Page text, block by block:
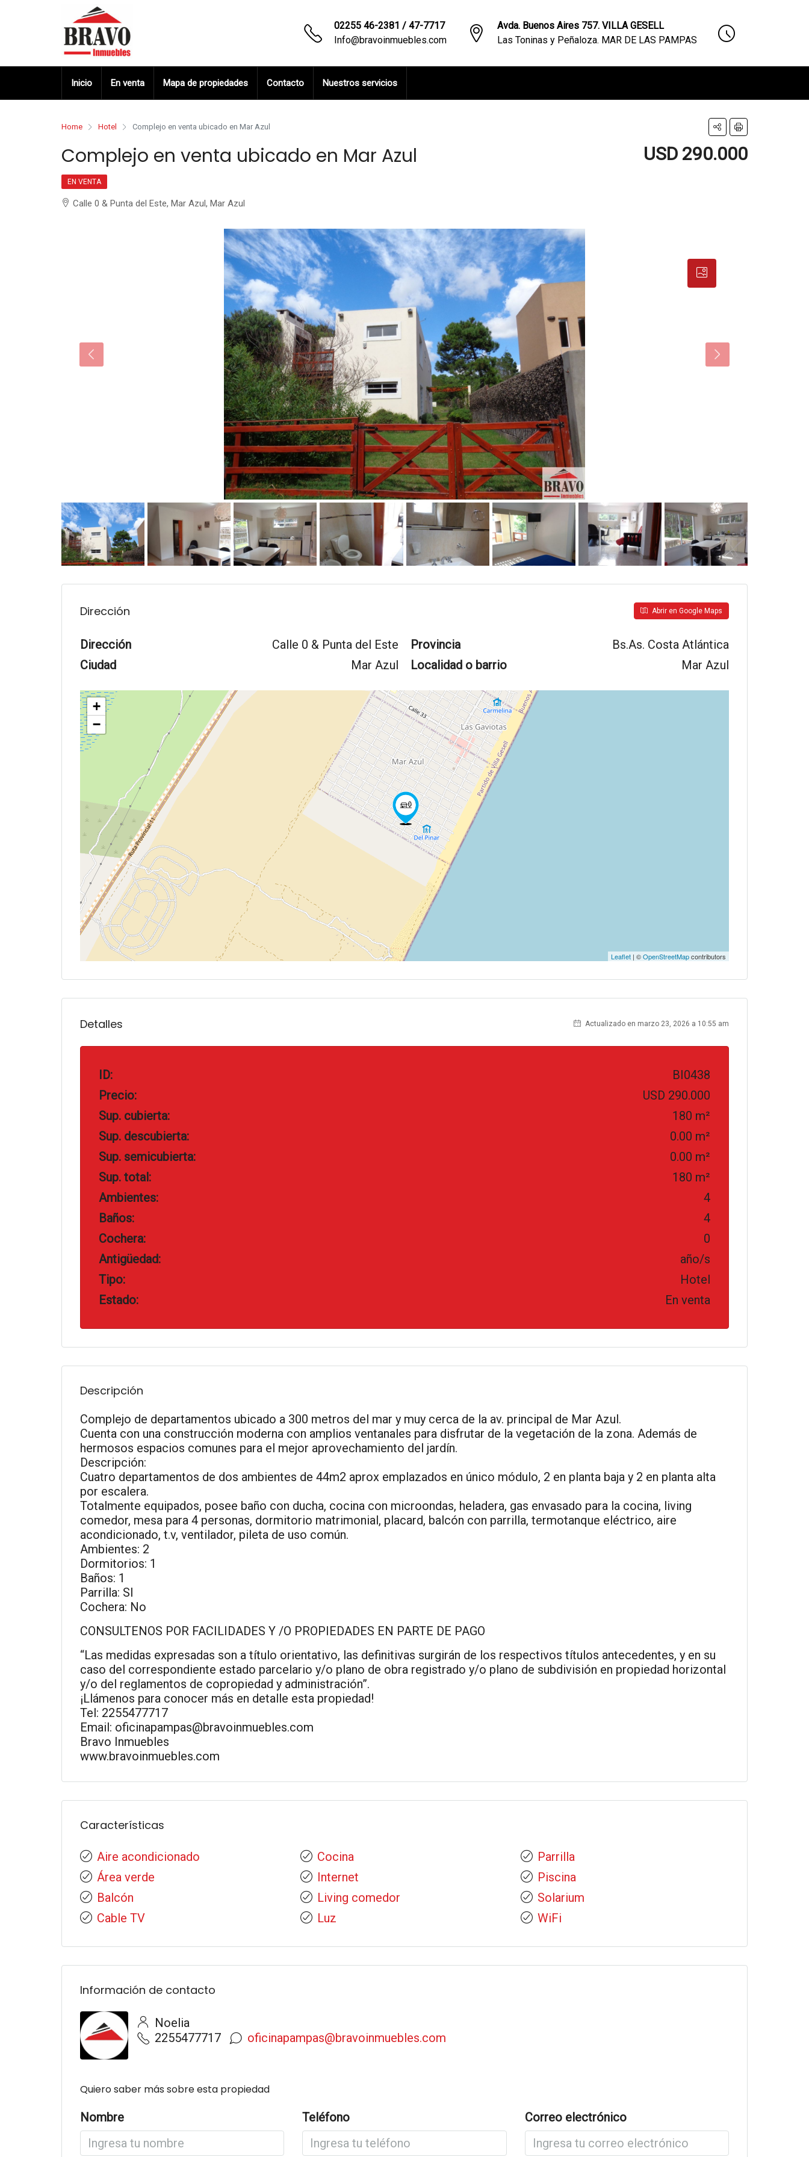
02255 46-2381 / 47-7717
Info@bravoinmuebles.com
Avda. Buenos Aires 757. VILLA GESELL
Las Toninas y Peñaloza. MAR DE LAS PAMPAS
Inicio En venta Mapa de propiedades Contacto Nuestros servicios
Home Hotel Complejo en venta ubicado en Mar Azul
Complejo en venta ubicado en Mar Azul USD 290.000
EN VENTA
Calle 0 & Punta del Este, Mar Azul, Mar Azul
Dirección Abrir en Google Maps
Dirección
Calle 0 & Punta del Este
Ciudad
Mar Azul
Provincia
Bs.As. Costa Atlántica
Localidad o barrio
Mar Azul
+
−
Leaflet | ©OpenStreetMapcontributors
Detalles Actualizado en marzo 23, 2026 a 10:55 am
ID:
BI0438
Precio:
USD 290.000
Sup. cubierta:
180 m²
Sup. descubierta:
0.00 m²
Sup. semicubierta:
0.00 m²
Sup. total:
180 m²
Ambientes:
4
Baños:
4
Cochera:
0
Antigüedad:
año/s
Tipo:
Hotel
Estado:
En venta
Descripción
Complejo de departamentos ubicado a 300 metros del mar y muy cerca de la av. principal de Mar Azul.
Cuenta con una construcción moderna con amplios ventanales para disfrutar de la vegetación de la zona. Además de
hermosos espacios comunes para el mejor aprovechamiento del jardín.
Descripción:
Cuatro departamentos de dos ambientes de 44m2 aprox emplazados en único módulo, 2 en planta baja y 2 en planta alta
por escalera.
Totalmente equipados, posee baño con ducha, cocina con microondas, heladera, gas envasado para la cocina, living
comedor, mesa para 4 personas, dormitorio matrimonial, placard, balcón con parrilla, termotanque eléctrico, aire
acondicionado, t.v, ventilador, pileta de uso común.
Ambientes: 2
Dormitorios: 1
Baños: 1
Parrilla: SI
Cochera: No
CONSULTENOS POR FACILIDADES Y /O PROPIEDADES EN PARTE DE PAGO
“Las medidas expresadas son a título orientativo, las definitivas surgirán de los respectivos títulos antecedentes, y en su
caso del correspondiente estado parcelario y/o plano de obra registrado y/o plano de subdivisión en propiedad horizontal
y/o del reglamentos de copropiedad y administración”.
¡Llámenos para conocer más en detalle esta propiedad!
Tel: 2255477717
Email: oficinapampas@bravoinmuebles.com
Bravo Inmuebles
www.bravoinmuebles.com
Características
Aire acondicionado
Área verde
Balcón
Cable TV
Cocina
Internet
Living comedor
Luz
Parrilla
Piscina
Solarium
WiFi
Información de contacto
Noelia
2255477717
oficinapampas@bravoinmuebles.com
Quiero saber más sobre esta propiedad
Nombre Teléfono Correo electrónico